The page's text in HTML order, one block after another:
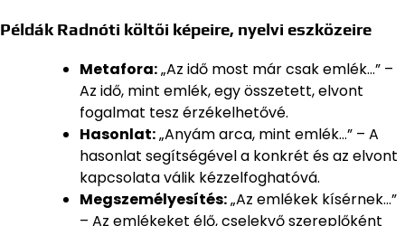
Példák Radnóti költői képeire, nyelvi eszközeire
Metafora:„Az idő most már csak emlék…” –
Az idő, mint emlék, egy összetett, elvont
fogalmat tesz érzékelhetővé.
Hasonlat:„Anyám arca, mint emlék…” – A
hasonlat segítségével a konkrét és az elvont
kapcsolata válik kézzelfoghatóvá.
Megszemélyesítés:„Az emlékek kísérnek…”
– Az emlékeket élő, cselekvő szereplőként